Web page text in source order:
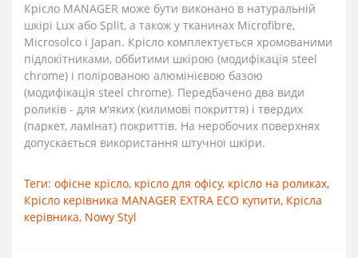
Крісло MANAGER може бути виконано в натуральній
шкірі Lux або Split, а також у тканинах Microfibre,
Microsolco і Japan. Крісло комплектується хромованими
підлокітниками, оббитими шкірою (модифікація steel
chrome) і полірованою алюмінієвою базою
(модифікація steel chrome). Передбачено два види
роликів - для м'яких (килимові покриття) і твердих
(паркет, ламінат) покриттів. На неробочих поверхнях
допускається використання штучної шкіри.
Теги: офісне крісло, крісло для офісу, крісло на роликах,
Крісло керівника MANAGER EXTRA ECO купити, Крісла
керівника, Nowy Styl